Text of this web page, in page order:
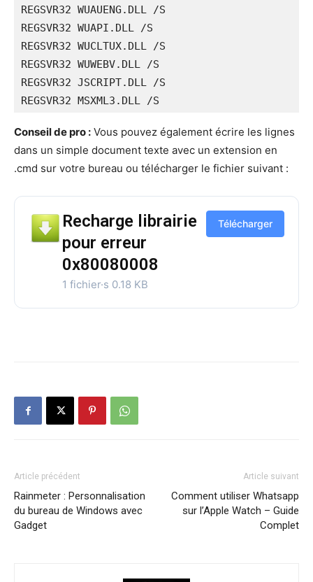
REGSVR32 WUAUENG.DLL /S
REGSVR32 WUAPI.DLL /S
REGSVR32 WUCLTUX.DLL /S
REGSVR32 WUWEBV.DLL /S
REGSVR32 JSCRIPT.DLL /S
REGSVR32 MSXML3.DLL /S
Conseil de pro : Vous pouvez également écrire les lignes
dans un simple document texte avec un extension en
.cmd sur votre bureau ou télécharger le fichier suivant :
Recharge librairie
pour erreur
0x80080008
1 fichier·s 0.18 KB
Télécharger
Article précédent
Rainmeter : Personnalisation
du bureau de Windows avec
Gadget
Article suivant
Comment utiliser Whatsapp
sur l’Apple Watch – Guide
Complet